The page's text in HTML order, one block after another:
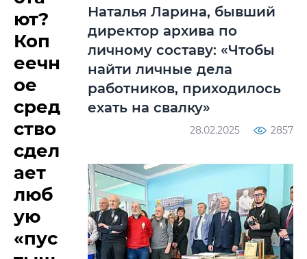
ют?
Коп
еечн
ое
сред
ство
сдел
ает
люб
ую
«пус
Наталья Ларина, бывший
директор архива по
личному составу: «Чтобы
найти личные дела
работников, приходилось
ехать на свалку»
28.02.2025 2857